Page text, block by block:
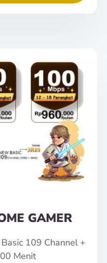
GAMER
109 Channel +
Menit